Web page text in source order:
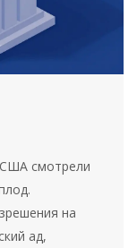
смотрели
на
ад,